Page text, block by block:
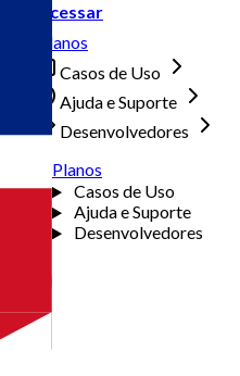
Acessar
Planos
Casos de Uso
Ajuda e Suporte
Desenvolvedores
Planos
Casos de Uso
Ajuda e Suporte
Desenvolvedores